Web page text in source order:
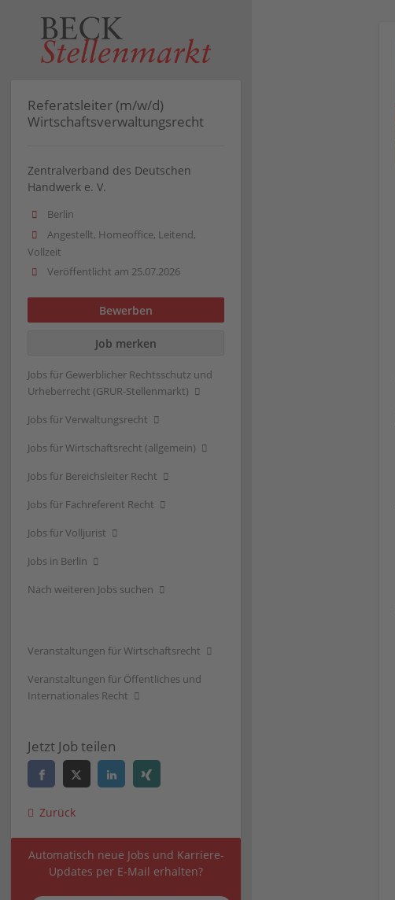
Referatsleiter (m/w/d)
Wirtschaftsverwaltungsrecht
Zentralverband des Deutschen
Handwerk e. V.
Berlin
Angestellt, Homeoffice, Leitend,
Vollzeit
Veröffentlicht am 25.07.2026
Bewerben
Job merken
Jobs für Gewerblicher Rechtsschutz und
Urheberrecht (GRUR-Stellenmarkt)
Jobs für Verwaltungsrecht
Jobs für Wirtschaftsrecht (allgemein)
Jobs für Bereichsleiter Recht
Jobs für Fachreferent Recht
Jobs für Volljurist
Jobs in Berlin
Nach weiteren Jobs suchen
Veranstaltungen für Wirtschaftsrecht
Veranstaltungen für Öffentliches und
Internationales Recht
Jetzt Job teilen
Zurück
Automatisch neue Jobs und Karriere-
Updates per E-Mail erhalten?